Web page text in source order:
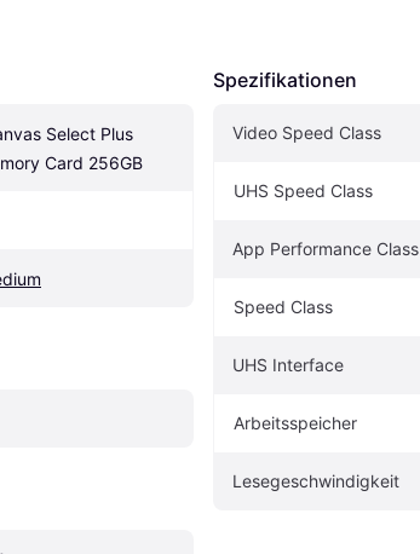
Select Plus
Card 256GB
Spezifikationen
Video Speed Class
UHS Speed Class
App Performance Class
Speed Class
UHS Interface
Arbeitsspeicher
Lesegeschwindigkeit